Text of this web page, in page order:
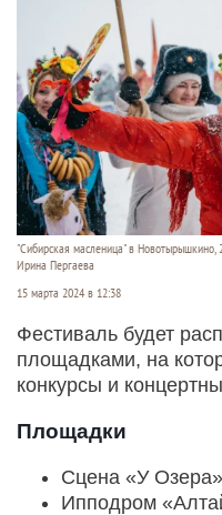
"Сибирская масленица" в Новотырышкино,
Ирина Пергаева
15 марта 2024 в 12:38
Фестиваль будет
площадками, на
конкурсы и
Площадки
Сцена «У
Ипподром